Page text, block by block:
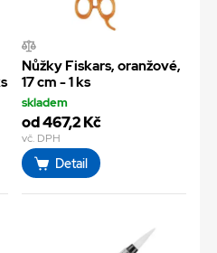
Nůžky Fiskars, oranžové,
17 cm - 1 ks
skladem
od 467,2 Kč
vč. DPH
Detail